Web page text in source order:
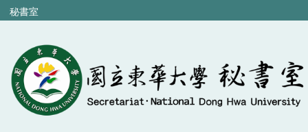
跳
到
內
容
區
秘書室